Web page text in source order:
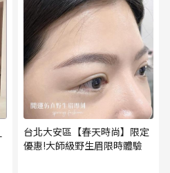
台北大安區【春天時尚】限定
優惠!大師級野生眉限時體驗